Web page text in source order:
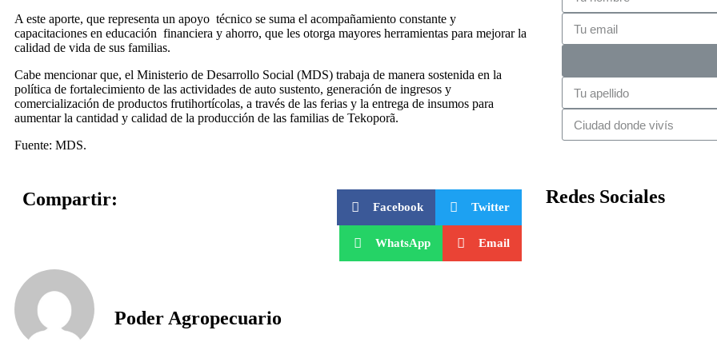
A este aporte, que representa un apoyo técnico se suma el acompañamiento constante y
capacitaciones en educación financiera y ahorro, que les otorga mayores herramientas para mejorar la
calidad de vida de sus familias.
Cabe mencionar que, el Ministerio de Desarrollo Social (MDS) trabaja de manera sostenida en la
política de fortalecimiento de las actividades de auto sustento, generación de ingresos y
comercialización de productos frutihortícolas, a través de las ferias y la entrega de insumos para
aumentar la cantidad y calidad de la producción de las familias de Tekoporã.
Fuente: MDS.
Compartir: Facebook Twitter
WhatsApp Email
Poder Agropecuario
Redes Sociales